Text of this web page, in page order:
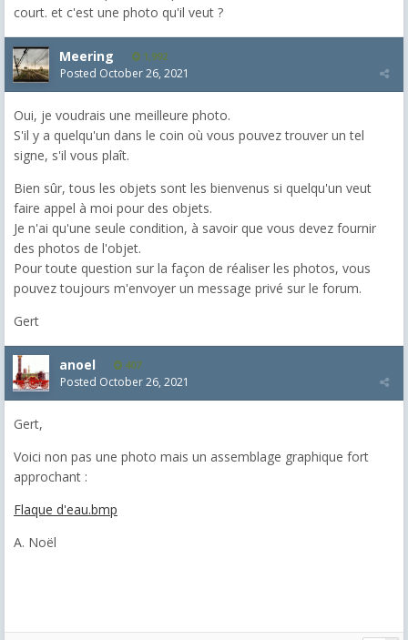
court. et c'est une photo qu'il veut ?
Meering 1,992
Posted October 26, 2021
Oui, je voudrais une meilleure photo.
S'il y a quelqu'un dans le coin où vous pouvez trouver un tel
signe, s'il vous plaît.
Bien sûr, tous les objets sont les bienvenus si quelqu'un veut
faire appel à moi pour des objets.
Je n'ai qu'une seule condition, à savoir que vous devez fournir
des photos de l'objet.
Pour toute question sur la façon de réaliser les photos, vous
pouvez toujours m'envoyer un message privé sur le forum.
Gert
anoel 407
Posted October 26, 2021
Gert,
Voici non pas une photo mais un assemblage graphique fort
approchant :
Flaque d'eau.bmp
A. Noël